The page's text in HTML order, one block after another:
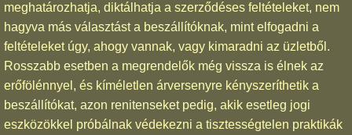
meghatározhatja, diktálhatja a szerződéses feltételeket, nem
hagyva más választást a beszállítóknak, mint elfogadni a
feltételeket úgy, ahogy vannak, vagy kimaradni az üzletből.
Rosszabb esetben a megrendelők még vissza is élnek az
erőfölénnyel, és kíméletlen árversenyre kényszeríthetik a
beszállítókat, azon renitenseket pedig, akik esetleg jogi
eszközökkel próbálnak védekezni a tisztességtelen praktikák